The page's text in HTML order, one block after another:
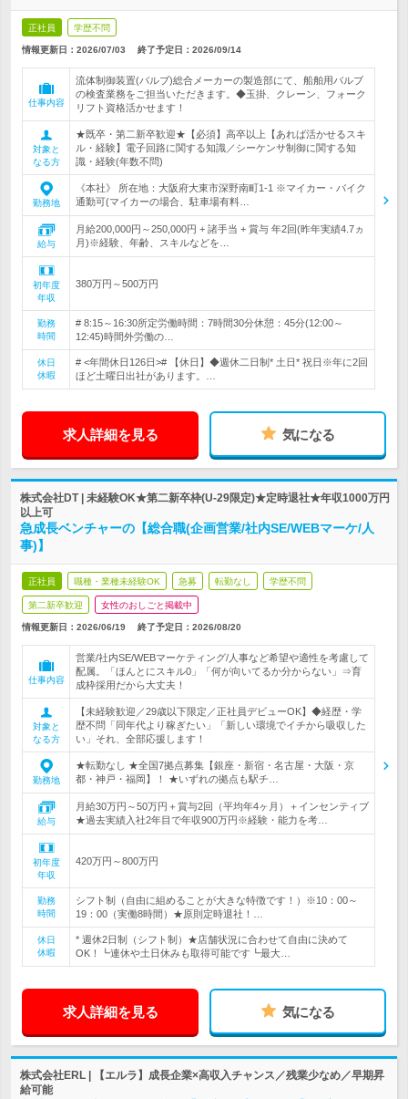
正社員 学歴不問
情報更新日：2026/07/03 終了予定日： 2026/09/14
仕事内容
流体制御装置(バルブ)総合メーカーの製造部にて、船舶用バルブ
の検査業務をご担当いただきます。◆玉掛、クレーン、フォーク
リフト資格活かせます！
対象と
なる方
★既卒・第二新卒歓迎★【必須】高卒以上【あれば活かせるスキ
ル・経験】電子回路に関する知識／シーケンサ制御に関する知
識・経験(年数不問)
勤務地
《本社》 所在地：大阪府大東市深野南町1-1 ※マイカー・バイク
通勤可(マイカーの場合、駐車場有料…
給与
月給200,000円～250,000円 + 諸手当 + 賞与 年2回(昨年実績4.7ヵ
月)※経験、年齢、スキルなどを…
初年度
年収
380万円～500万円
勤務
時間
# 8:15～16:30所定労働時間：7時間30分休憩：45分(12:00～
12:45)時間外労働の…
休日
休暇
# <年間休日126日># 【休日】◆週休二日制* 土日* 祝日※年に2回
ほど土曜日出社があります。…
求人詳細を見る 気になる
株式会社DT | 未経験OK★第二新卒枠(U-29限定)★定時退社★年収1000万円
以上可
急成長ベンチャーの【総合職(企画営業/社内SE/WEBマーケ/人
事)】
正社員 職種・業種未経験OK 急募 転勤なし 学歴不問
第二新卒歓迎 女性のおしごと掲載中
情報更新日：2026/06/19 終了予定日： 2026/08/20
仕事内容
営業/社内SE/WEBマーケティング/人事など希望や適性を考慮して
配属。「ほんとにスキル0」「何が向いてるか分からない」⇒育
成枠採用だから大丈夫！
対象と
なる方
【未経験歓迎／29歳以下限定／正社員デビューOK】◆経歴・学
歴不問「同年代より稼ぎたい」「新しい環境でイチから吸収した
い」それ、全部応援します！
勤務地
★転勤なし ★全国7拠点募集【銀座・新宿・名古屋・大阪・京
都・神戸・福岡】！ ★いずれの拠点も駅チ…
給与
月給30万円～50万円＋賞与2回（平均年4ヶ月）＋インセンティブ
★過去実績入社2年目で年収900万円※経験・能力を考…
初年度
年収
420万円～800万円
勤務
時間
シフト制（自由に組めることが大きな特徴です！）※10：00～
19：00（実働8時間）★原則定時退社！…
休日
休暇
* 週休2日制（シフト制）★店舗状況に合わせて自由に決めて
OK！┗連休や土日休みも取得可能です┗最大…
求人詳細を見る 気になる
株式会社ERL | 【エルラ】成長企業×高収入チャンス／残業少なめ／早期昇
給可能